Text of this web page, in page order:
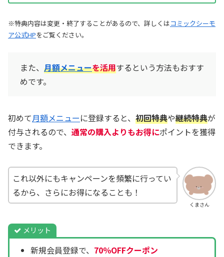
※特典内容は変更・終了することがあるので、詳しくはコミックシーモ
ア公式HPをご覧ください。
また、 月額メニューを活用するという方法もおすす
めです。
初めて月額メニューに登録すると、 初回特典や継続特典が
付与されるので、 通常の購入よりもお得にポイントを獲得
できます。
くまさん
これ以外にもキャンペーンを頻繁に行ってい
るから、さらにお得になることも！
メリット
新規会員登録で、 70％OFFクーポン